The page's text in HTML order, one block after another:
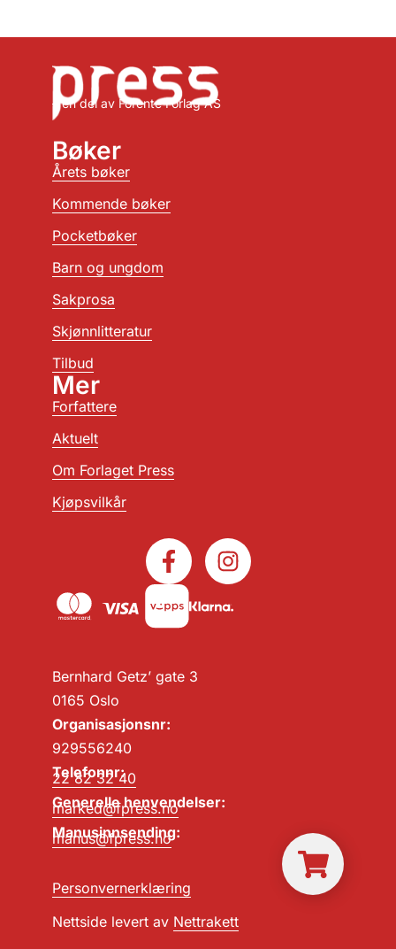
– en del av Forente Forlag AS
Bernhard Getz’ gate 3
0165 Oslo
Organisasjonsnr:
929556240
Telefonnr:
22 82 32 40
Generelle henvendelser:
marked@fpress.no
Manusinnsending:
manus@fpress.no
Personvernerklæring
Nettside levert av Nettrakett
Bøker
Årets bøker
Kommende bøker
Pocketbøker
Barn og ungdom
Sakprosa
Skjønnlitteratur
Tilbud
Mer
Forfattere
Aktuelt
Om Forlaget Press
Kjøpsvilkår